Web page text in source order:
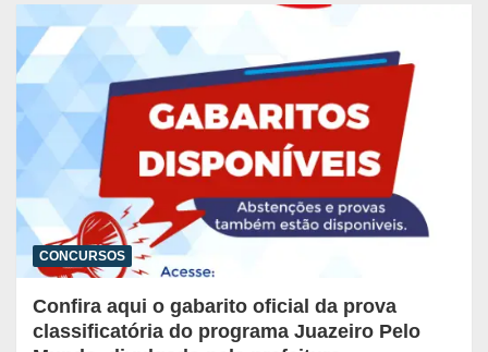
CONCURSOS
Confira aqui o gabarito oficial da prova
classificatória do programa Juazeiro Pelo